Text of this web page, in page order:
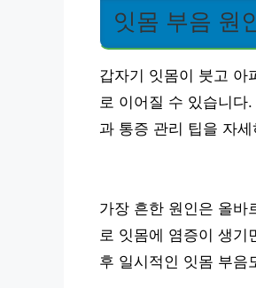
잇몸 부음 원
갑자기 잇몸이 붓고 아
로 이어질 수 있습니다
과 통증 관리 팁을 자
가장 흔한 원인은 올바
로 잇몸에 염증이 생기
후 일시적인 잇몸 부음